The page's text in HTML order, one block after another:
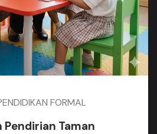
FORMAL
Pendirian Taman